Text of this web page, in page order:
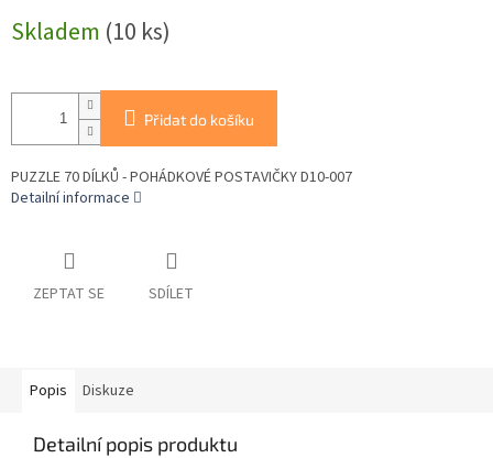
cena:
Skladem (10 ks)
Přidat do košíku
PUZZLE 70 DÍLKŮ - POHÁDKOVÉ POSTAVIČKY D10-007
Detailní informace
ZEPTAT SE SDÍLET
Popis Diskuze
Detailní popis produktu